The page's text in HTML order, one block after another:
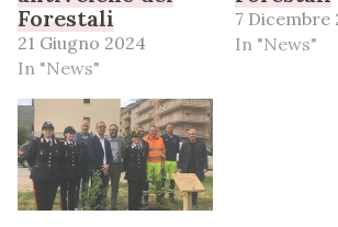
Forestali
21 Giugno 2024
In "News"
7 Dicembre
In "News"